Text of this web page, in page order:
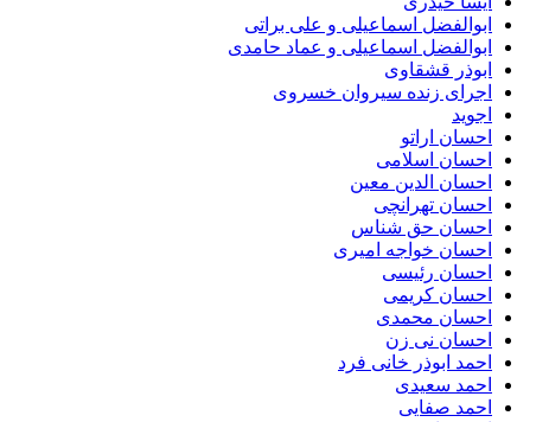
ابوالفضل اسماعیلی و علی براتی
ابوالفضل اسماعیلی و عماد حامدی
ابوذر قشقاوی
اجرای زنده سیروان خسروی
اجوید
احسان اراتو
احسان اسلامی
احسان الدین معین
احسان تهرانچی
احسان حق شناس
احسان خواجه امیری
احسان رئیسی
احسان کریمی
احسان محمدی
احسان نی زن
احمد ابوذر خانی فرد
احمد سعیدی
احمد صفایی